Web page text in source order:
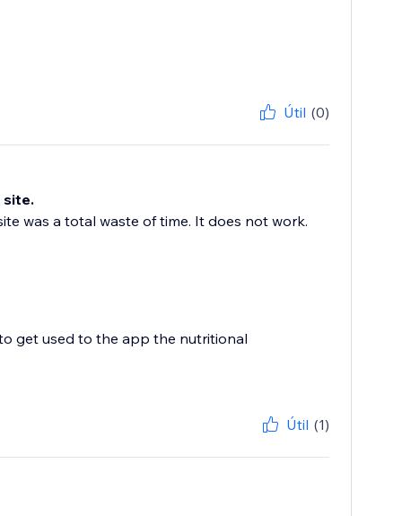
Útil (0)
site.
was a total waste of time. It does not work.
get used to the app the nutritional
Útil (1)